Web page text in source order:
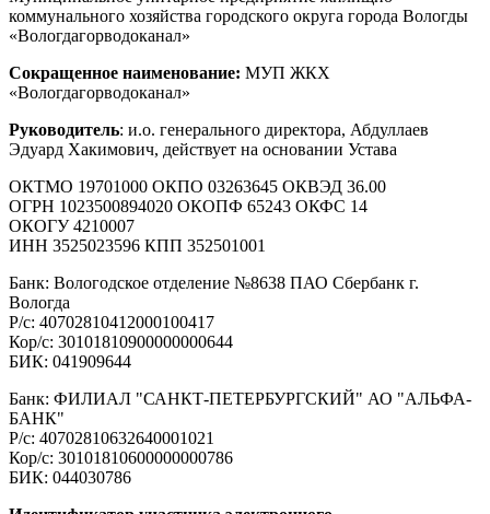
коммунального хозяйства городского округа города Вологды
«Вологдагорводоканал»
Сокращенное наименование: МУП ЖКХ
«Вологдагорводоканал»
Руководитель: и.о. генерального директора, Абдуллаев
Эдуард Хакимович, действует на основании Устава
ОКТМО 19701000 ОКПО 03263645 ОКВЭД 36.00
ОГРН 1023500894020 ОКОПФ 65243 ОКФС 14
ОКОГУ 4210007
ИНН 3525023596 КПП 352501001
Банк: Вологодское отделение №8638 ПАО Сбербанк г.
Вологда
Р/с: 40702810412000100417
Кор/с: 30101810900000000644
БИК: 041909644
Банк: ФИЛИАЛ "САНКТ-ПЕТЕРБУРГСКИЙ" АО "АЛЬФА-
БАНК"
Р/с: 40702810632640001021
Кор/с: 30101810600000000786
БИК: 044030786